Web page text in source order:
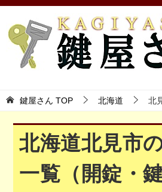
鍵屋さん TOP 北海道 北
北海道北見市
一覧（開錠・